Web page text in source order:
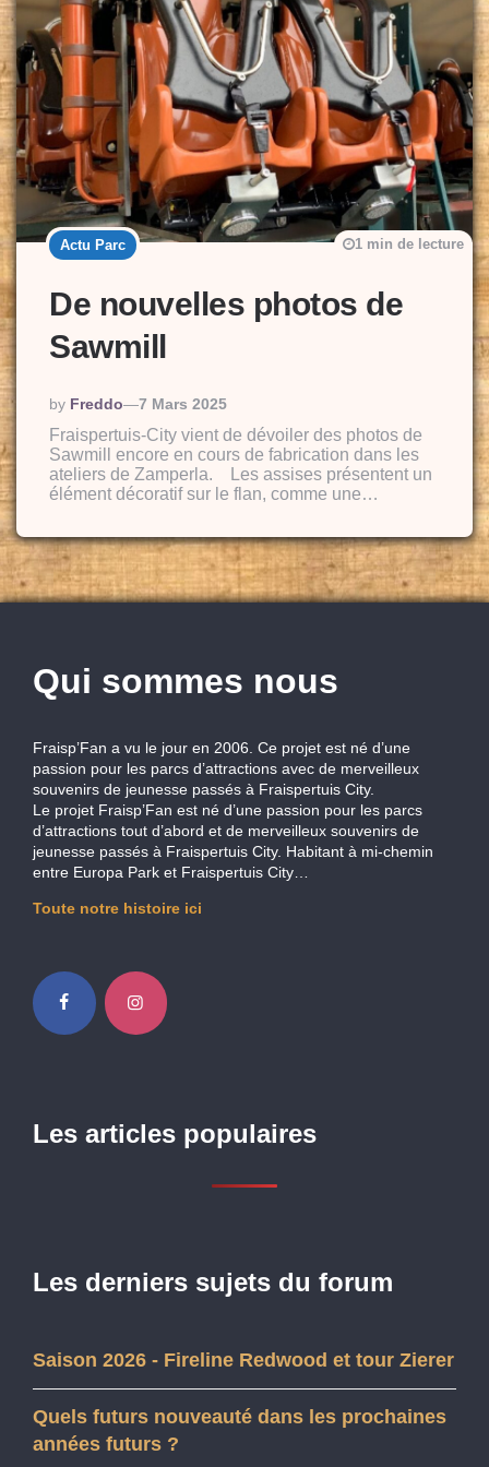
Actu Parc
De nouvelles photos de
Sawmill
Posted
By
By Freddo 7 Mars 2025
1 min de lecture
Fraispertuis-City vient de dévoiler des photos de
Sawmill encore en cours de fabrication dans les
ateliers de Zamperla. Les assises présentent un
élément décoratif sur le flan, comme une…
Qui sommes nous
Fraisp’Fan a vu le jour en 2006. Ce projet est né d’une
passion pour les parcs d’attractions avec de merveilleux
souvenirs de jeunesse passés à Fraispertuis City.
Le projet Fraisp’Fan est né d’une passion pour les parcs
d’attractions tout d’abord et de merveilleux souvenirs de
jeunesse passés à Fraispertuis City. Habitant à mi-chemin
entre Europa Park et Fraispertuis City…
Toute notre histoire ici
Les articles populaires
Les derniers sujets du forum
Saison 2026 - Fireline Redwood et tour Zierer
Quels futurs nouveauté dans les prochaines
années futurs ?